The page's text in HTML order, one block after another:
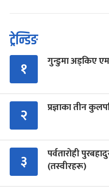
ट्रेन्डिङ
१ गुन्डुमा अड्किए
२ प्रज्ञाका तीन
३
पर्वतारोही
(तस्वीरहरू)